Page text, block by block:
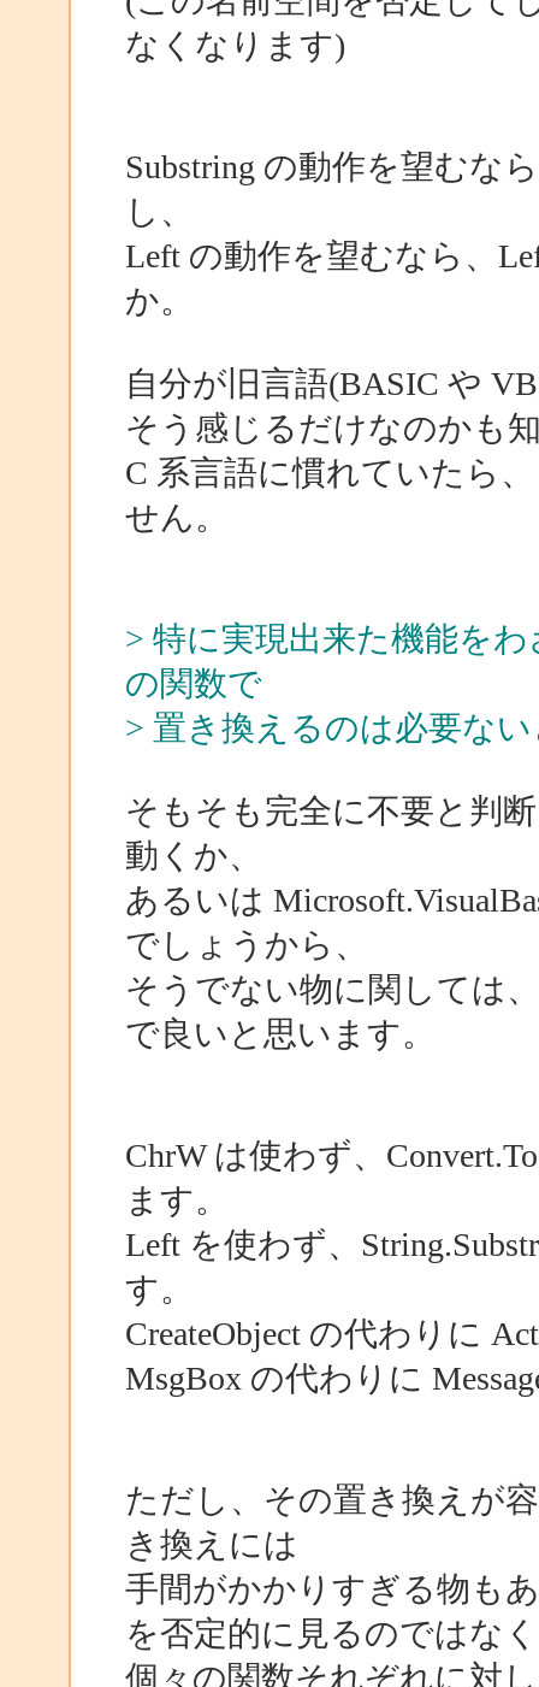
なくなります)
Substring の動作を望むな
し、
Left の動作を望むなら、
か。
自分が旧言語(BASIC や
そう感じるだけなのかも
C 系言語に慣れていたら
せん。
> 特に実現出来た機能をわ
の関数で
> 置き換えるのは必要な
そもそも完全に不要と判
動くか、
あるいは
でしょうから、
そうでない物に関しては
で良いと思います。
ChrW は使わず、
ます。
Left を使わず、
す。
CreateObject の代わりに
MsgBox の代わりに
ただし、その置き換えが
き換えには
手間がかかりすぎる物も
を否定的に見るのではな
個々の関数それぞれに対